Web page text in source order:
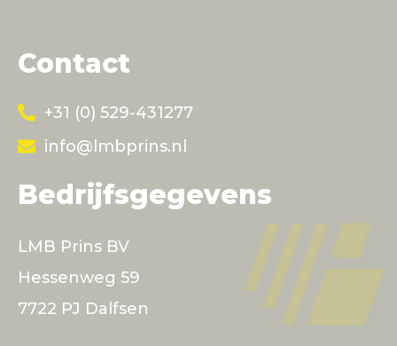
Contact
+31 (0) 529-431277
info@lmbprins.nl
Bedrijfsgegevens
LMB Prins BV
Hessenweg 59
7722 PJ Dalfsen